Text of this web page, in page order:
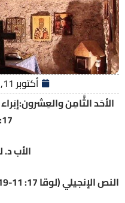
أكتوبر 11, 2025
الأحَد الثَّامِن
17: 11-19)
الأب
النص الإنجيلي (لوقا 17: 11-19)